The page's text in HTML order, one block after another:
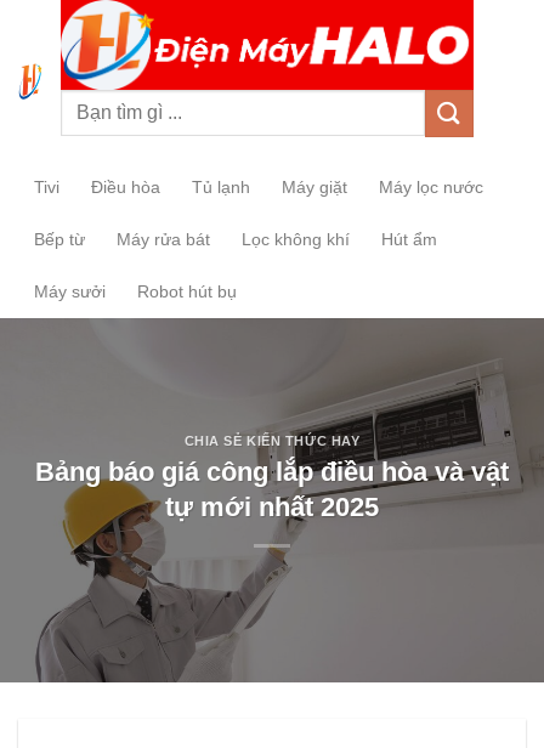
Tivi Điều hòa Tủ lạnh Máy giặt Máy lọc nước
Bếp từ Máy rửa bát Lọc không khí Hút ẩm
Máy sưởi Robot hút bụ
CHIA SẺ KIẾN THỨC HAY
Bảng báo giá công lắp điều hòa và vật
tự mới nhất 2025